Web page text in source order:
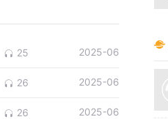
25 2025-06
26 2025-06
26 2025-06